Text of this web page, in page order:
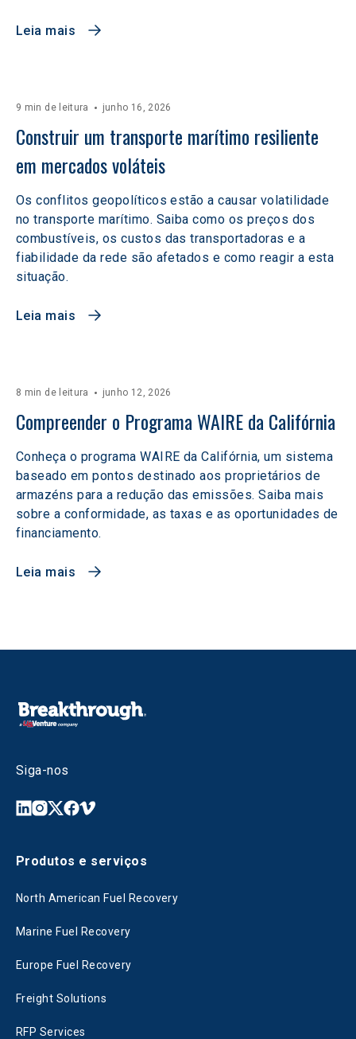
Leia mais
9 min de leitura junho 16, 2026
Construir um transporte marítimo resiliente
em mercados voláteis
Os conflitos geopolíticos estão a causar volatilidade
no transporte marítimo. Saiba como os preços dos
combustíveis, os custos das transportadoras e a
fiabilidade da rede são afetados e como reagir a esta
situação.
Leia mais
8 min de leitura junho 12, 2026
Compreender o Programa WAIRE da Califórnia
Conheça o programa WAIRE da Califórnia, um sistema
baseado em pontos destinado aos proprietários de
armazéns para a redução das emissões. Saiba mais
sobre a conformidade, as taxas e as oportunidades de
financiamento.
Leia mais
Siga-nos
Produtos e serviços
North American Fuel Recovery
Marine Fuel Recovery
Europe Fuel Recovery
Freight Solutions
RFP Services